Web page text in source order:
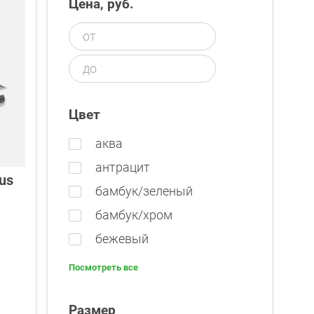
Цена, руб.
Цвет
аква
антрацит
бамбук/зеленый
бамбук/хром
бежевый
Посмотреть все
Размер